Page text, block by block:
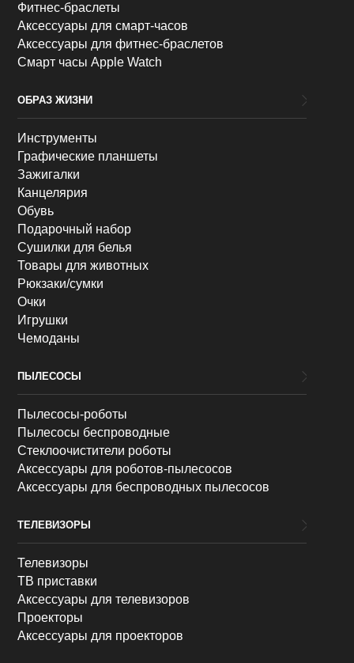
Фитнес-браслеты
Аксессуары для смарт-часов
Аксессуары для фитнес-браслетов
Смарт часы Apple Watch
ОБРАЗ ЖИЗНИ
Инструменты
Графические планшеты
Зажигалки
Канцелярия
Обувь
Подарочный набор
Сушилки для белья
Товары для животных
Рюкзаки/сумки
Очки
Игрушки
Чемоданы
ПЫЛЕСОСЫ
Пылесосы-роботы
Пылесосы беспроводные
Стеклоочистители роботы
Аксессуары для роботов-пылесосов
Аксессуары для беспроводных пылесосов
ТЕЛЕВИЗОРЫ
Телевизоры
ТВ приставки
Аксессуары для телевизоров
Проекторы
Аксессуары для проекторов